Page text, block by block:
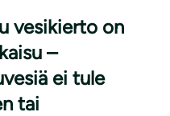
vesikierto on
–
ei tule
tai